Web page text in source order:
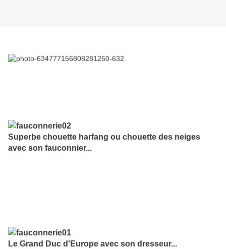
Superbe chouette harfang ou chouette des neiges
avec son fauconnier...
Le Grand Duc d'Europe avec son dresseur...